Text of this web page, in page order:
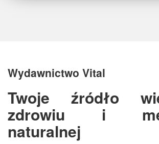
Wydawnictwo Vital
Twoje źródło
zdrowiu i
naturalnej